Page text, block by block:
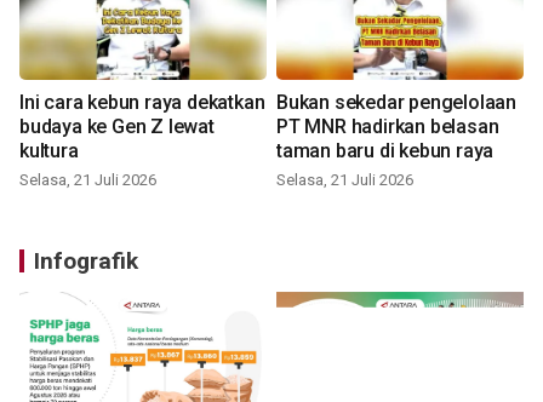
Ini cara kebun raya dekatkan
budaya ke Gen Z lewat
kultura
Selasa, 21 Juli 2026
Bukan sekedar pengelolaan
PT MNR hadirkan belasan
taman baru di kebun raya
Selasa, 21 Juli 2026
Infografik